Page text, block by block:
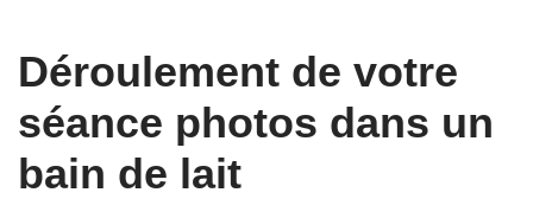
Déroulement de votre
séance photos dans un
bain de lait